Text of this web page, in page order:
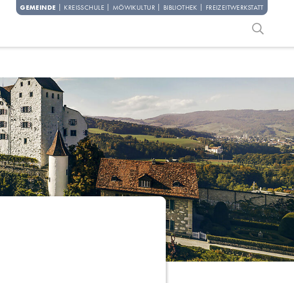
GEMEINDE KREIS­SCHULE MÖWI­KULTUR BIBLIO­THEK FREIZEIT­WERKSTATT
Suche